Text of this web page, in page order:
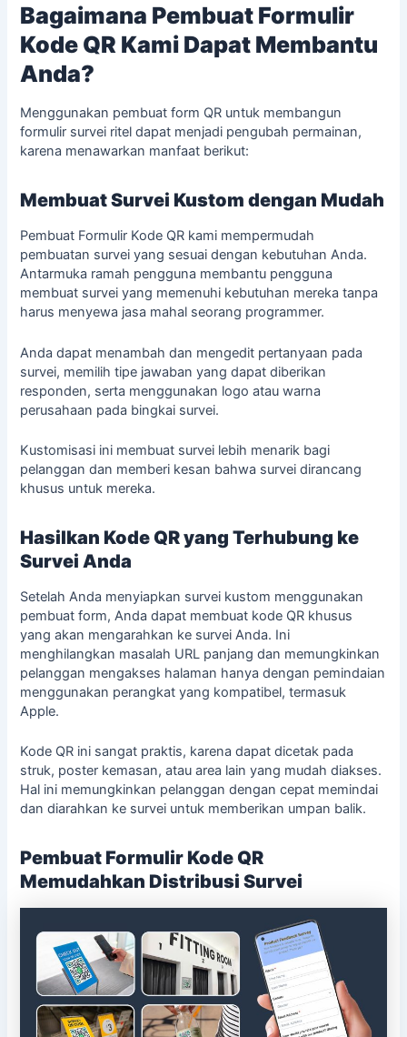
Bagaimana Pembuat Formulir
Kode QR Kami Dapat Membantu
Anda?
Menggunakan pembuat form QR untuk membangun
formulir survei ritel dapat menjadi pengubah permainan,
karena menawarkan manfaat berikut:
Membuat Survei Kustom dengan Mudah
Pembuat Formulir Kode QR kami mempermudah
pembuatan survei yang sesuai dengan kebutuhan Anda.
Antarmuka ramah pengguna membantu pengguna
membuat survei yang memenuhi kebutuhan mereka tanpa
harus menyewa jasa mahal seorang programmer.
Anda dapat menambah dan mengedit pertanyaan pada
survei, memilih tipe jawaban yang dapat diberikan
responden, serta menggunakan logo atau warna
perusahaan pada bingkai survei.
Kustomisasi ini membuat survei lebih menarik bagi
pelanggan dan memberi kesan bahwa survei dirancang
khusus untuk mereka.
Hasilkan Kode QR yang Terhubung ke
Survei Anda
Setelah Anda menyiapkan survei kustom menggunakan
pembuat form, Anda dapat membuat kode QR khusus
yang akan mengarahkan ke survei Anda. Ini
menghilangkan masalah URL panjang dan memungkinkan
pelanggan mengakses halaman hanya dengan pemindaian
menggunakan perangkat yang kompatibel, termasuk
Apple.
Kode QR ini sangat praktis, karena dapat dicetak pada
struk, poster kemasan, atau area lain yang mudah diakses.
Hal ini memungkinkan pelanggan dengan cepat memindai
dan diarahkan ke survei untuk memberikan umpan balik.
Pembuat Formulir Kode QR
Memudahkan Distribusi Survei